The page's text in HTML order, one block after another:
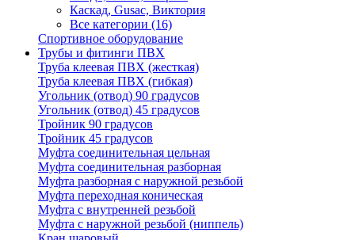
Каскад, Gusac, Виктория
Все категории (16)
Спортивное оборудование
Трубы и фитинги ПВХ
Труба клеевая ПВХ (жесткая)
Труба клеевая ПВХ (гибкая)
Угольник (отвод) 90 градусов
Угольник (отвод) 45 градусов
Тройник 90 градусов
Тройник 45 градусов
Муфта соединительная цельная
Муфта соединительная разборная
Муфта разборная с наружной резьбой
Муфта переходная коническая
Муфта с внутренней резьбой
Муфта с наружной резьбой (ниппель)